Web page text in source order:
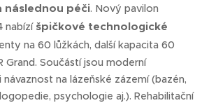
následnou péči. Nový pavilon
nabízí špičkové technologické
na 60 lůžkách, další kapacita 60
Grand. Součástí jsou moderní
na lázeňské zázemí (bazén,
psychologie aj.). Rehabilitační